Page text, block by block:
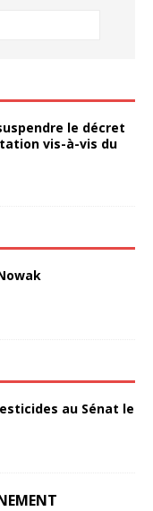
le décret
vis-à-vis du
au Sénat le